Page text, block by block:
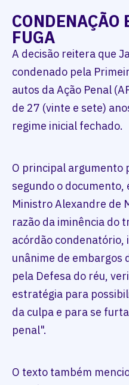
CONDENAÇÃO
FUGA
A decisão reitera que
condenado pela
autos da Ação Penal
de 27 (vinte e sete)
regime inicial fechado.
O principal argumento
segundo o documento,
Ministro Alexandre de
razão da iminência do
acórdão condenatório,
unânime de embargos
pela Defesa do réu,
estratégia para
da culpa e para se
penal".
O texto também